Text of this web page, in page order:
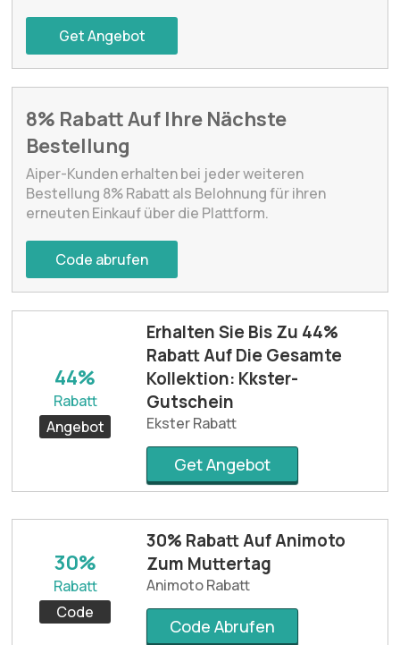
Get Angebot
8% Rabatt Auf Ihre Nächste
Bestellung
Aiper-Kunden erhalten bei jeder weiteren
Bestellung 8% Rabatt als Belohnung für ihren
erneuten Einkauf über die Plattform.
Code abrufen
44%
Rabatt
Angebot
Erhalten Sie Bis Zu 44%
Rabatt Auf Die Gesamte
Kollektion: Kkster-
Gutschein
Ekster Rabatt
Get Angebot
30%
Rabatt
Code
30% Rabatt Auf Animoto
Zum Muttertag
Animoto Rabatt
Code Abrufen